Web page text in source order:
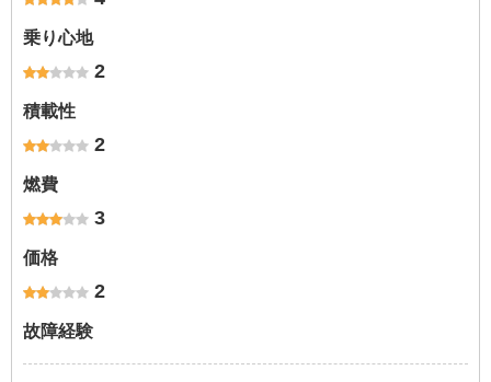
乗り心地
2
積載性
2
燃費
3
価格
2
故障経験